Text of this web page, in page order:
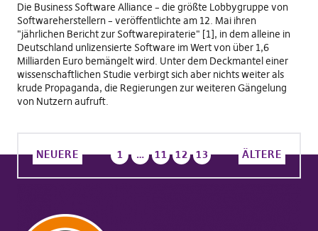
Die Business Software Alliance – die größte Lobbygruppe von
Softwareherstellern – veröffentlichte am 12. Mai ihren
"jährlichen Bericht zur Softwarepiraterie" [1], in dem alleine in
Deutschland unlizensierte Software im Wert von über 1,6
Milliarden Euro bemängelt wird. Unter dem Deckmantel einer
wissenschaftlichen Studie verbirgt sich aber nichts weiter als
krude Propaganda, die Regierungen zur weiteren Gängelung
von Nutzern aufruft.
NEUERE 1 … 11 12 13 ÄLTERE